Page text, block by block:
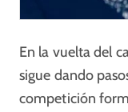
En la vuelta del
sigue dando
competición